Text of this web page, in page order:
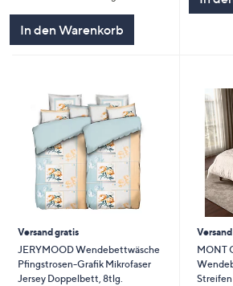
In den Warenkorb
Versand gratis
JERYMOOD Wendebettwäsche
Pfingstrosen-Grafik Mikrofaser
Jersey Doppelbett, 8tlg.
MONT